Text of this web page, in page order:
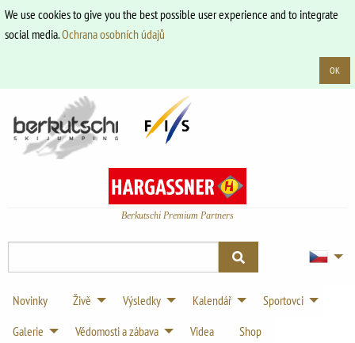
We use cookies to give you the best possible user experience and to integrate
social media.Ochrana osobních údajů
OK
Berkutschi Premium Partners
Novinky Živě Výsledky Kalendář
Sportovci
Galerie
Vědomosti a zábava Videa
Shop